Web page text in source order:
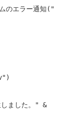
のエラー通知("
)
ました。" &